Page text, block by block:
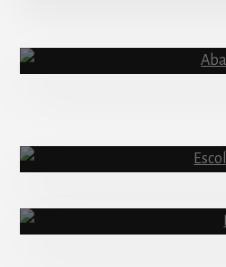
Content